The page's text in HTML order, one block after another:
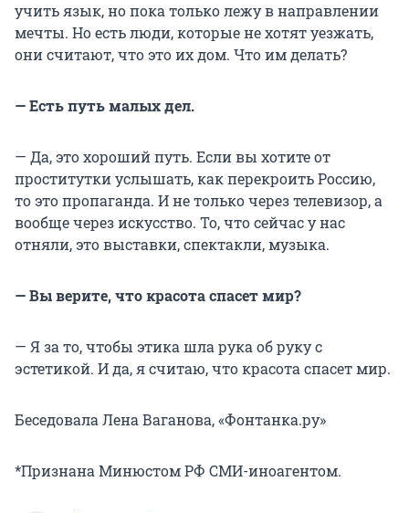
учить язык, но пока только лежу в направлении
мечты. Но есть люди, которые не хотят уезжать,
они считают, что это их дом. Что им делать?
— Есть путь малых дел.
— Да, это хороший путь. Если вы хотите от
проститутки услышать, как перекроить Россию,
то это пропаганда. И не только через телевизор, а
вообще через искусство. То, что сейчас у нас
отняли, это выставки, спектакли, музыка.
— Вы верите, что красота спасет мир?
— Я за то, чтобы этика шла рука об руку с
эстетикой. И да, я считаю, что красота спасет мир.
Беседовала Лена Ваганова, «Фонтанка.ру»
*Признана Минюстом РФ СМИ-иноагентом.